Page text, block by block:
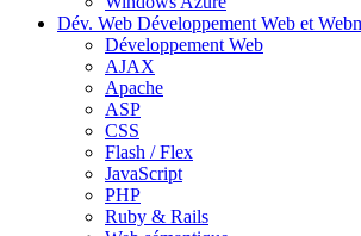
Dév. Web Développement Web et
Développement Web
AJAX
Apache
ASP
CSS
Flash / Flex
JavaScript
PHP
Ruby & Rails